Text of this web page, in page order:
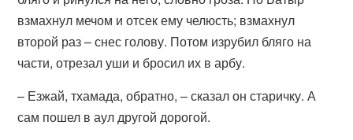
взмахнул мечом и отсек ему челюсть; взмахнул
второй раз – снес голову. Потом изрубил бляго на
части, отрезал уши и бросил их в арбу.
– Езжай, тхамада, обратно, – сказал он старичку. А
сам пошел в аул другой дорогой.